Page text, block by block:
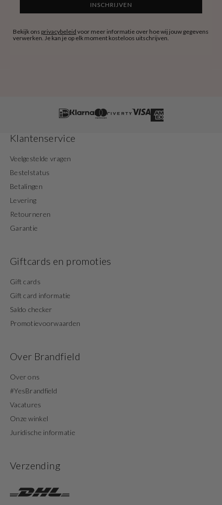
INSCHRIJVEN
Bekijk ons privacybeleid voor meer informatie over hoe wij jouw gegevens
verwerken. Je kan je op elk moment kosteloos uitschrijven.
Klantenservice
Veelgestelde vragen
Bestelstatus
Betalingen
Levering
Retourneren
Garantie
Giftcards en promoties
Gift cards
Gift card informatie
Saldo checker
Promotievoorwaarden
Over Brandfield
Over ons
#YesBrandfield
Vacatures
Onze winkel
Juridische informatie
Verzending